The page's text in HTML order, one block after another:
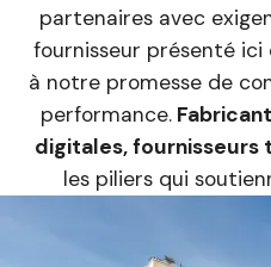
partenaires avec
fournisseur présenté ici
à notre promesse de
performance.
digitales, fournisseurs
les piliers qui